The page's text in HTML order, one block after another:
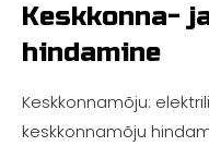
Keskkonna-
hindamine
Keskkonnamõju:
keskkonnamõju